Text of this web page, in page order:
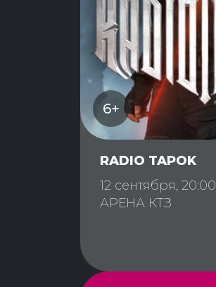
6+
RADIO TAPOK
12 сентября, 20:00
АРЕНА КТЗ